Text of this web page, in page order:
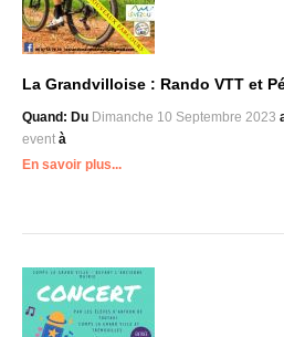
La Grandvilloise : Rando VTT et
Quand: Du Dimanche 10 Septembre 2023
event à
En savoir plus...